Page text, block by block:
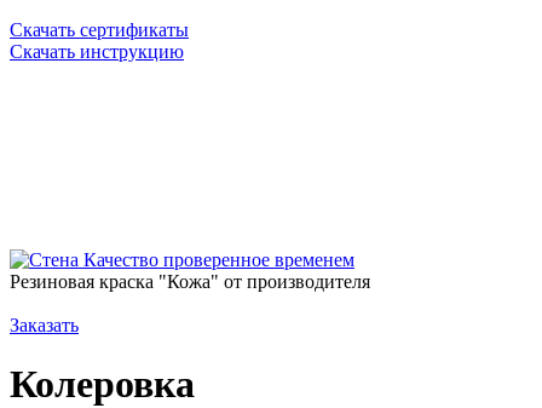
Скачать сертификаты
Скачать инструкцию
Качество проверенное временем
Резиновая краска "Кожа" от производителя
Заказать
Колеровка